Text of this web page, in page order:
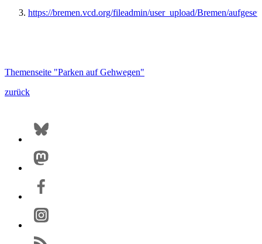
https://bremen.vcd.org/fileadmin/user_upload/Bremen/
Themenseite "Parken auf Gehwegen"
zurück